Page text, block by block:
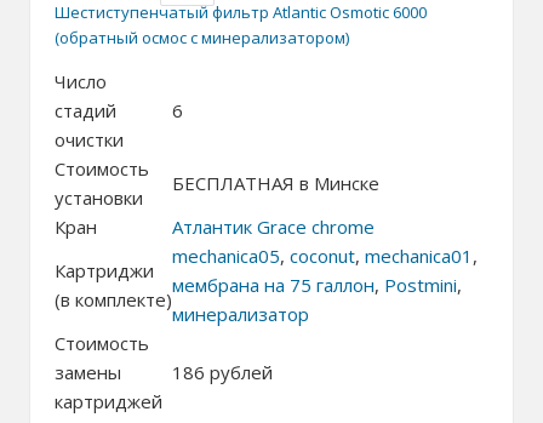
Шестиступенчатый фильтр Atlantic Osmotic 6000
(обратный осмос с минерализатором)
Число
стадий
очистки
6
Стоимость
установки
БЕСПЛАТНАЯ в Минске
Кран
Атлантик Grace chrome
Картриджи
(в комплекте)
mechanica05, coconut, mechanica01 ,
мембрана на 75 галлон, Postmini,
минерализатор
Стоимость
замены
картриджей
186 рублей